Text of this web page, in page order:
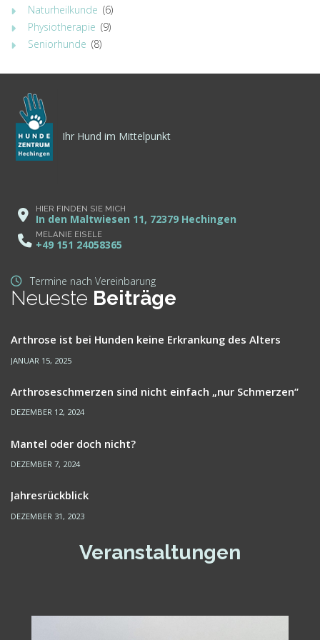
Naturheilkunde (6)
Physiotherapie (9)
Seniorhunde (8)
Ihr Hund im Mittelpunkt
HIER FINDEN SIE MICH
In den Maltwiesen 11, 72379 Hechingen
MELANIE EISELE
+49 151 24058365
Termine nach Vereinbarung
Neueste Beiträge
Arthrose ist bei Hunden keine Erkrankung des Alters
JANUAR 15, 2025
Arthroseschmerzen sind nicht einfach „nur Schmerzen“
DEZEMBER 12, 2024
Mantel oder doch nicht?
DEZEMBER 7, 2024
Jahresrückblick
DEZEMBER 31, 2023
Veranstaltungen